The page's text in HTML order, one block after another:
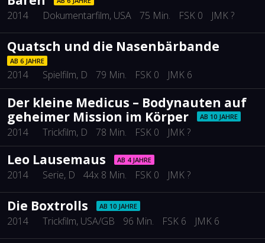
2014 Dokumentarfilm, USA 75 Min. FSK 0 JMK ?
Quatsch und die Nasenbärbande
AB 6 JAHRE
2014 Spielfilm, D 79 Min. FSK 0 JMK 6
Der kleine Medicus – Bodynauten auf
geheimer Mission im Körper
AB 10 JAHRE
2014 Trickfilm, D 78 Min. FSK 0 JMK ?
Leo Lausemaus AB 4 JAHRE
2014 Serie, D 44x 8 Min. FSK 0 JMK ?
Die Boxtrolls AB 10 JAHRE
2014 Trickfilm, USA/GB 96 Min. FSK 6 JMK 6